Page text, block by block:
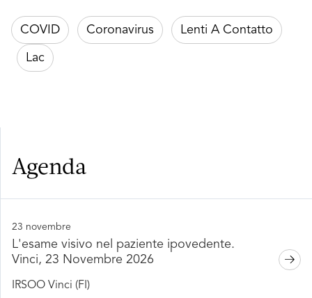
COVID Coronavirus Lenti A Contatto
Lac
Agenda
23 novembre
L'esame visivo nel paziente ipovedente.
Vinci, 23 Novembre 2026
IRSOO Vinci (FI)